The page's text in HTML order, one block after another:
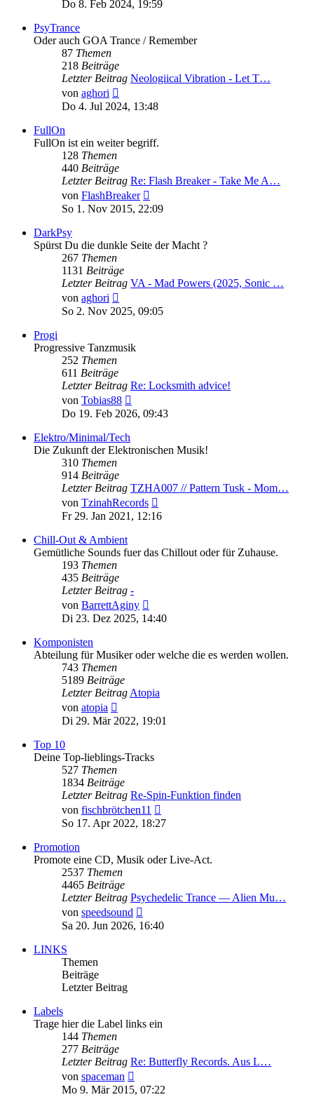
Do 8. Feb 2024, 19:59
PsyTrance
Oder auch GOA Trance / Remember
87 Themen
218 Beiträge
Letzter Beitrag Neologiical Vibration - Let T…
von aghori
Beitrag
Do 4. Jul 2024, 13:48
FullOn
FullOn ist ein weiter begriff.
128 Themen
440 Beiträge
Letzter Beitrag Re: Flash Breaker - Take Me A…
von FlashBreaker
Beitrag
So 1. Nov 2015, 22:09
DarkPsy
Spürst Du die dunkle Seite der Macht ?
267 Themen
1131 Beiträge
Letzter Beitrag VA - Mad Powers (2025, Sonic …
von aghori
Beitrag
So 2. Nov 2025, 09:05
Progi
Progressive Tanzmusik
252 Themen
611 Beiträge
Letzter Beitrag Re: Locksmith advice!
von Tobias88
Beitrag
Do 19. Feb 2026, 09:43
Elektro/Minimal/Tech
Die Zukunft der Elektronischen Musik!
310 Themen
914 Beiträge
Letzter Beitrag TZHA007 // Pattern Tusk - Mom…
von TzinahRecords
Beitrag
Fr 29. Jan 2021, 12:16
Chill-Out & Ambient
Gemütliche Sounds fuer das Chillout oder für Zuhause.
193 Themen
435 Beiträge
Letzter Beitrag -
von BarrettAginy
Beitrag
Di 23. Dez 2025, 14:40
Komponisten
Abteilung für Musiker oder welche die es werden wollen.
743 Themen
5189 Beiträge
Letzter BeitragAtopia
von atopia
Beitrag
Di 29. Mär 2022, 19:01
Top 10
Deine Top-lieblings-Tracks
527 Themen
1834 Beiträge
Letzter Beitrag Re-Spin-Funktion finden
von fischbrötchen11
Beitrag
So 17. Apr 2022, 18:27
Promotion
Promote eine CD, Musik oder Live-Act.
2537 Themen
4465 Beiträge
Letzter Beitrag Psychedelic Trance — Alien Mu…
von speedsound
Beitrag
Sa 20. Jun 2026, 16:40
LINKS
Themen
Beiträge
Letzter Beitrag
Labels
Trage hier die Label links ein
144 Themen
277 Beiträge
Letzter Beitrag Re: Butterfly Records. Aus L…
von spaceman
Beitrag
Mo 9. Mär 2015, 07:22